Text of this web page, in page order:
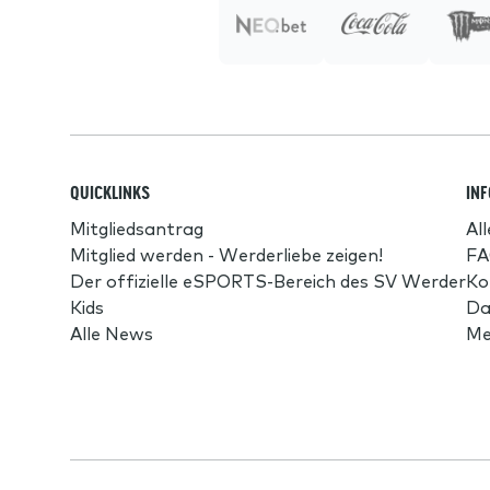
QUICKLINKS
Mitgliedsantrag
Mitglied werden - Werderliebe zeigen!
Der offizielle eSPORTS-Bereich des SV Werder
Kids
Alle News